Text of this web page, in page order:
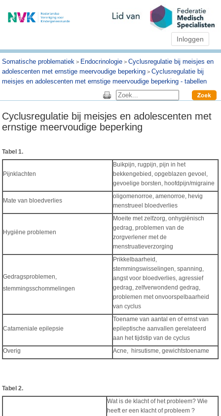
Inloggen
Somatische problematiek > Endocrinologie >Cyclusregulatie bij meisjes en
adolescenten met ernstige meervoudige beperking >Cyclusregulatie bij
meisjes en adolescenten met ernstige meervoudige beperking - tabellen
Cyclusregulatie bij meisjes en adolescenten met
ernstige meervoudige beperking
Tabel 1.
Pijnklachten
Buikpijn, rugpijn, pijn in het
bekkengebied, opgeblazen gevoel,
gevoelige borsten, hoofdpijn/migraine
Mate van bloedverlies
oligomenorroe, amenorroe, hevig
menstrueel bloedverlies
Hygiëne problemen
Moeite met zelfzorg, onhygiënisch
gedrag, problemen van de
zorgverlener met de
menstruatieverzorging
Gedragsproblemen,
stemmingsschommelingen
Prikkelbaarheid,
stemmingswisselingen, spanning,
angst voor bloedverlies, agressief
gedrag, zelfverwondend gedrag,
problemen met onvoorspelbaarheid
van cyclus
Catameniale epilepsie
Toename van aantal en of ernst van
epileptische aanvallen gerelateerd
aan het tijdstip van de cyclus
Overig
Acne, hirsutisme, gewichtstoename
Tabel 2.
Wat is de klacht of het probleem? Wie
heeft er een klacht of probleem ?